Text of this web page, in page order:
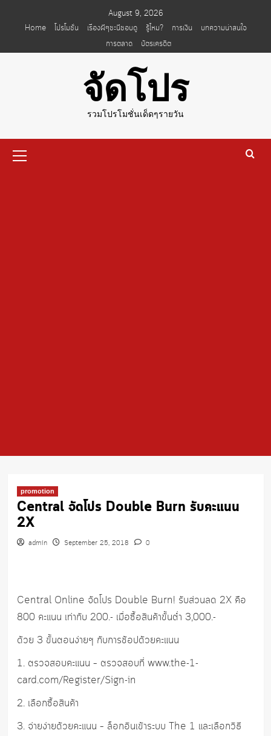
August 9, 2026
Home
โปรโมชั่น เรื่องผีๆชะนีชอบดู รู้ไหม? การเงิน
บทความน่าสนใจ
การตลาด
บัตรเครดิต
จัดโปร
รวมโปรโมชั่นเด็ดๆรายวัน
Menu
promotion
Central จัดโปร Double Burn รับคะแนน
2X
admin September 25, 2018 0
Central Online จัดโปร Double Burn! รับส่วนลด 2X คือ
800 คะแนน เท่ากับ 200.- เมื่อซื้อสินค้าขั้นต่ำ 3,000.-
ด้วย 3 ขั้นตอนง่ายๆ กับการช้อปด้วยคะแนน
1. ตรวจสอบคะแนน – ตรวจสอบที่ www.the-1-
card.com/Register/Sign-in
2. เลือกซื้อสินค้า
3. จ่ายง่ายด้วยคะแนน – ล็อกอินเข้าระบบ The 1 และเลือกวิธี